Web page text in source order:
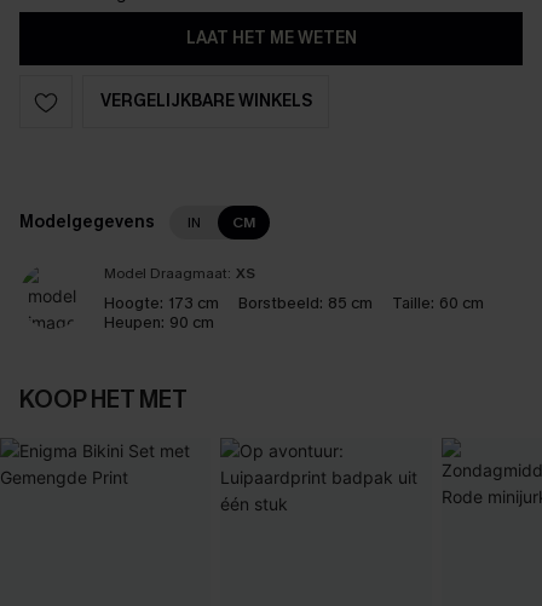
LAAT HET ME WETEN
VERGELIJKBARE WINKELS
Modelgegevens IN CM
Model Draagmaat: XS
Hoogte: 173 cm Borstbeeld: 85 cm Taille: 60 cm
Heupen: 90 cm
KOOP HET MET